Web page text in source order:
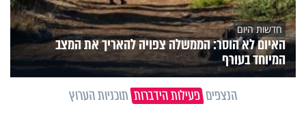
חדשות היום
האיום לא הוסר: הממשלה צפויה להאריך את המצב
המיוחד בעורף
הנצפים פעילות הידברות תוכניות הערוץ